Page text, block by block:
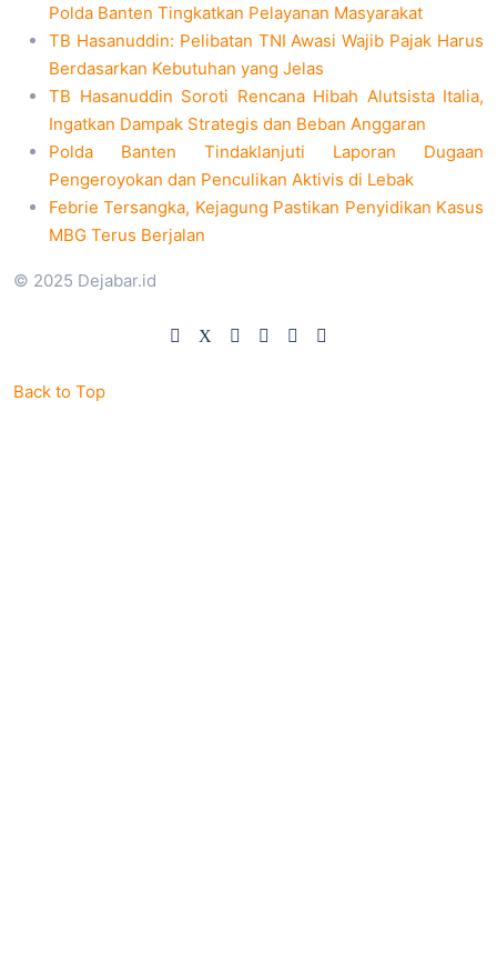
Polda Banten Tingkatkan Pelayanan Masyarakat
TB Hasanuddin: Pelibatan TNI Awasi Wajib Pajak Harus
Berdasarkan Kebutuhan yang Jelas
TB Hasanuddin Soroti Rencana Hibah Alutsista Italia,
Ingatkan Dampak Strategis dan Beban Anggaran
Polda Banten Tindaklanjuti Laporan Dugaan
Pengeroyokan dan Penculikan Aktivis di Lebak
Febrie Tersangka, Kejagung Pastikan Penyidikan Kasus
MBG Terus Berjalan
© 2025 Dejabar.id
Back to Top